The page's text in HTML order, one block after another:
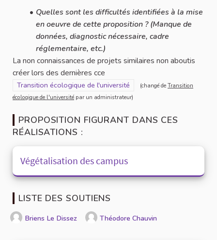
Quelles sont les difficultés identifiées à la mise
en oeuvre de cette proposition ? (Manque de
données, diagnostic nécessaire, cadre
réglementaire, etc.)
La non connaissances de projets similaires non aboutis
créer lors des dernières cce
Filtrer les résultats pour le secteur : Transition écologique de
Transition écologique de l'université (changé deTransition
écologique de l'université par un administrateur)
PROPOSITION FIGURANT DANS CES
RÉALISATIONS :
Végétalisation des campus
LISTE DES SOUTIENS
Briens Le Dissez Théodore Chauvin